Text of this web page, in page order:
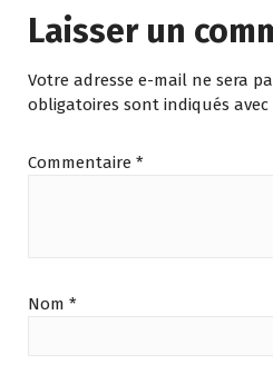
Laisser un
Votre adresse e-mail ne sera
obligatoires sont indiqués avec
Commentaire *
Nom *